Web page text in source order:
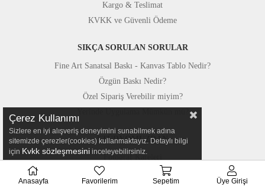
Kargo & Teslimat
KVKK ve Güvenli Ödeme
SIKÇA SORULAN SORULAR
Fine Art Sanatsal Baskı - Kanvas Tablo Nedir?
Özgün Baskı Nedir?
Özel Sipariş Verebilir miyim?
STÜDYOMUZDAN
Fotoğraf Kareleri
Basında Canvastar
Çerez Kullanımı
Sizlere en iyi alışveriş deneyimini sunabilmek adına
sitemizde çerezler(cookies) kullanmaktayız. Detaylı bilgi
için Kvkk sözleşmesini inceleyebilirsiniz.
Anasayfa Favorilerim Sepetim Üye Girişi